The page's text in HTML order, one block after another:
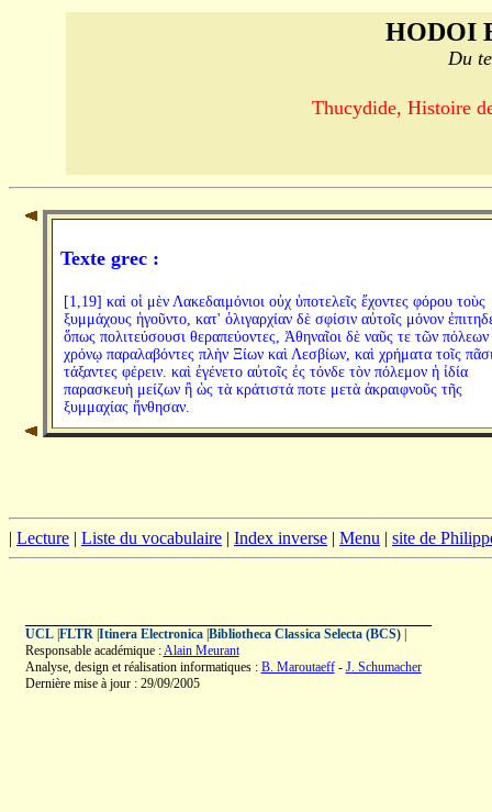
HODOI
Du
Thucydide, Histoire
Texte grec :
[1,19] καὶ οἱ μὲν Λακεδαιμόνιοι οὐχ ὑποτελεῖς ἔχοντες φόρου τοὺς
ξυμμάχους ἡγοῦντο, κατ' ὀλιγαρχίαν δὲ σφίσιν αὐτοῖς μόνον
ὅπως πολιτεύσουσι θεραπεύοντες, Ἀθηναῖοι δὲ ναῦς τε τῶν
χρόνῳ παραλαβόντες πλὴν Ξίων καὶ Λεσβίων, καὶ χρήματα τοῖς
τάξαντες φέρειν. καὶ ἐγένετο αὐτοῖς ἐς τόνδε τὸν πόλεμον ἡ ἰδία
παρασκευὴ μείζων ἢ ὡς τὰ κράτιστά ποτε μετὰ ἀκραιφνοῦς τῆς
ξυμμαχίας ἤνθησαν.
| Lecture | Liste du vocabulaire | Index inverse | Menu | site de
UCL| FLTR| Itinera Electronica| Bibliotheca Classica Selecta (BCS)|
Responsable académique :Alain Meurant
Analyse, design et réalisation informatiques : B. Maroutaeff- J. Schumacher
Dernière mise à jour : 29/09/2005